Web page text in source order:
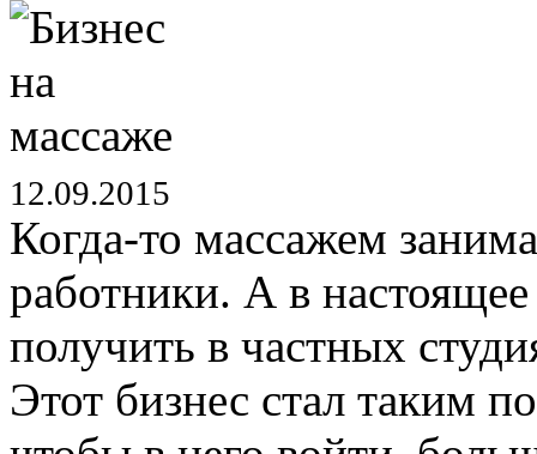
12.09.2015
Когда-то массажем
работники. А в
получить в частных
Этот бизнес стал таким